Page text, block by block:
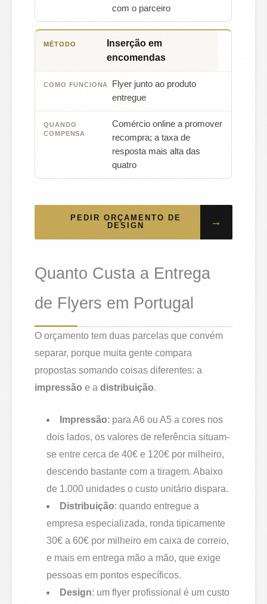
com o parceiro
Inserção em
encomendas
Flyer junto ao produto
entregue
Comércio online a promover
recompra; a taxa de
resposta mais alta das
quatro
PEDIR ORÇAMENTO DE
DESIGN
→
Quanto Custa a Entrega
de Flyers em Portugal
O orçamento tem duas parcelas que convém
separar, porque muita gente compara
propostas somando coisas diferentes: a
impressão e adistribuição.
Impressão: para A6 ou A5 a cores nos
dois lados, os valores de referência situam-
se entre cerca de 40€ e 120€ por milheiro,
descendo bastante com a tiragem. Abaixo
de 1.000 unidades o custo unitário dispara.
Distribuição: quando entregue a
empresa especializada, ronda tipicamente
30€ a 60€ por milheiro em caixa de correio,
e mais em entrega mão a mão, que exige
pessoas em pontos específicos.
Design: um flyer profissional é um custo